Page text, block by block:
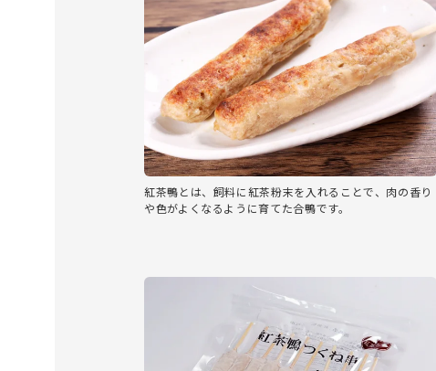
紅茶鴨とは、飼料に紅茶粉末を入れることで、肉の香り
や色がよくなるように育てた合鴨です。